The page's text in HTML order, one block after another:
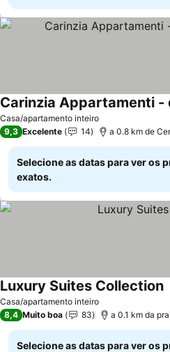
Casa/apartamento inteiro
Carinzia Appartamenti -
9,3 Excelente 14 a 0.8 km de
Selecione as datas para ver os
exatos.
Casa/apartamento inteiro
Luxury Suites Collection
8,4 Muito boa 83 a 0.1 km da
Selecione as datas para ver os